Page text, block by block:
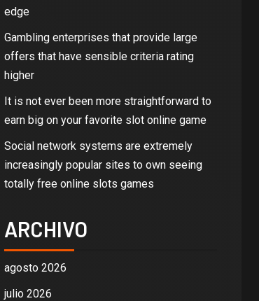
edge
Gambling enterprises that provide large
offers that have sensible criteria rating
higher
It is not ever been more straightforward to
earn big on your favorite slot online game
Social network systems are extremely
increasingly popular sites to own seeing
totally free online slots games
ARCHIVO
agosto 2026
julio 2026